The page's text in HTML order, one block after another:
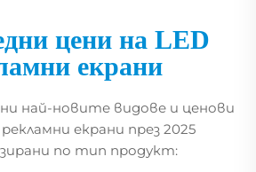
цени на LED
екрани
най-новите видове и ценови
екрани през 2025
по тип продукт: